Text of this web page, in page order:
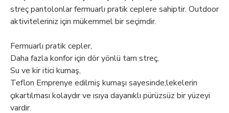
streç pantolonlar fermuarlı pratik ceplere sahiptir. Outdoor
aktiviteleriniz için mükemmel bir seçimdir.
Fermuarlı pratik cepler,
Daha fazla konfor için dör yönlü tam streç,
Su ve kir itici kumaş,
Teflon Emprenye edilmiş kumaşı sayesinde;lekelerin
çıkartılması kolaydır ve ısıya dayanıklı pürüzsüz bir yüzeyi
vardır.